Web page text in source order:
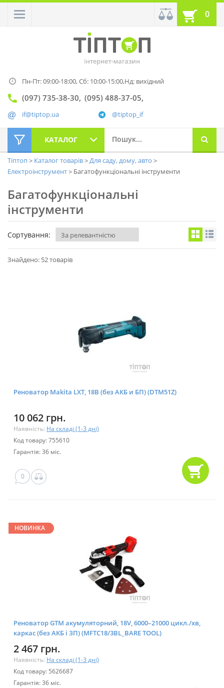
0
Пн-Пт: 09:00-18:00,Сб: 10:00-15:00,Нд: вихідний
(097) 735-38-30 (095) 488-37-05
@tiptop_if
if@tiptop.ua
КАТАЛОГ
Тіптоп Каталог товарів
Для саду, дому, авто
Електроінструмент
Багатофункціональні інструменти
Багатофункціональні
інструменти
Сортування:
Знайдено: 52 товарів
Реноватор Makita LXT, 18В (без АКБ и БП) (DTM51Z)
10 062 грн.
Наявність: На складі (1-3 дні)
Код товару: 755610
Гарантія: 36 міс.
0
НОВИНКА
Реноватор GTM акумуляторний, 18V, 6000–21000 цикл./хв,
каркас (без АКБ і ЗП) (MFTC18/3BL_BARE TOOL)
2 467 грн.
Наявність: На складі (1-3 дні)
Код товару: 5626687
Гарантія: 36 міс.